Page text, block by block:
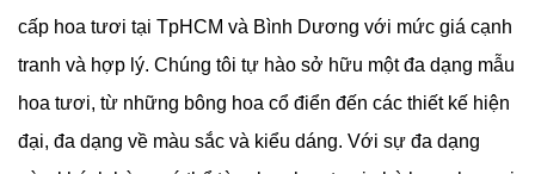
cấp hoa tươi tại TpHCM và Bình Dương với mức giá cạnh
tranh và hợp lý. Chúng tôi tự hào sở hữu một đa dạng mẫu
hoa tươi, từ những bông hoa cổ điển đến các thiết kế hiện
đại, đa dạng về màu sắc và kiểu dáng. Với sự đa dạng